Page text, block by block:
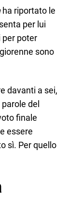
ha riportato le
per lui
per poter
sono
davanti a sei,
parole del
finale
essere
sì. Per quello